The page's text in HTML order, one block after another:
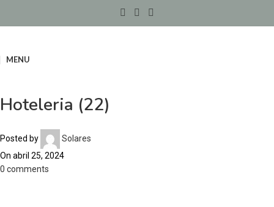
MENU
Hoteleria (22)
Posted by
Solares
On abril 25, 2024
0 comments